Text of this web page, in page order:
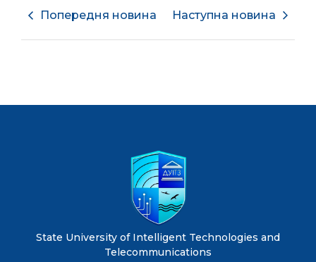
Попередня новина Наступна новина
State University of Intelligent Technologies and
Telecommunications